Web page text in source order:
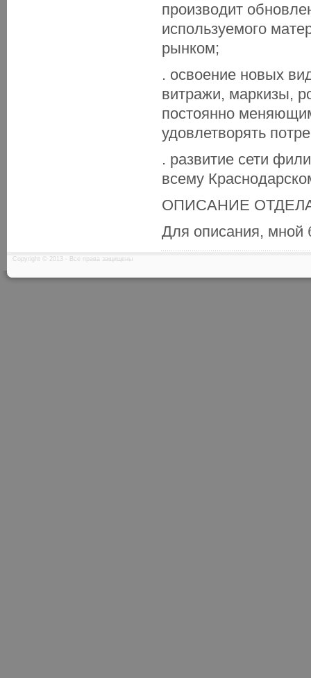
производит
используемого
рынком;
. освоение новых
витражи, маркизы,
постоянно
удовлетворять
. развитие сети
всему
ОПИСАНИЕ
Для описания, мной
Copyright © 2013 - Все права защищены